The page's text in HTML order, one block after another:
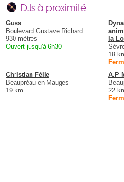
DJs à proximité
Guss
Boulevard Gustave Richard
930 mètres
Ouvert jusqu'à 6h30
la
19
Christian Félie
Beaupréau-en-Mauges
19 km
A.P
22